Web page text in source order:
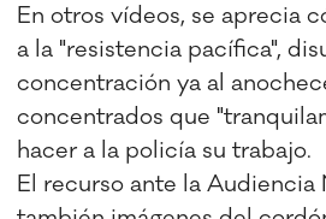
En otros vídeos, se aprecia
a la "resistencia pacífica",
concentración ya al
concentrados que
hacer a la policía su trabajo.
El recurso ante la Audiencia